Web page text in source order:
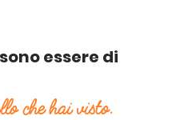
essere di
che hai visto.